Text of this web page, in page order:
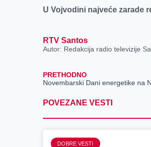
U Vojvodini najveće zarade
RTV Santos
Autor: Redakcija radio televizije
PRETHODNO
Novembarski Dani energetike na
POVEZANE VESTI
DOBRE VESTI